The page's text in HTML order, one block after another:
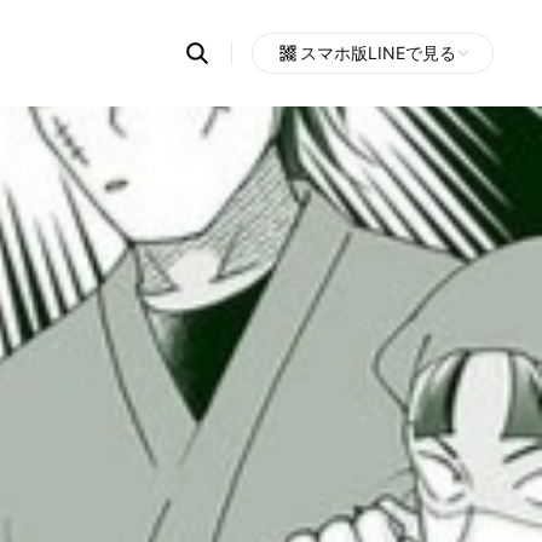
Search
OpenChats
messages
search
area
スマホ版LINEで見る